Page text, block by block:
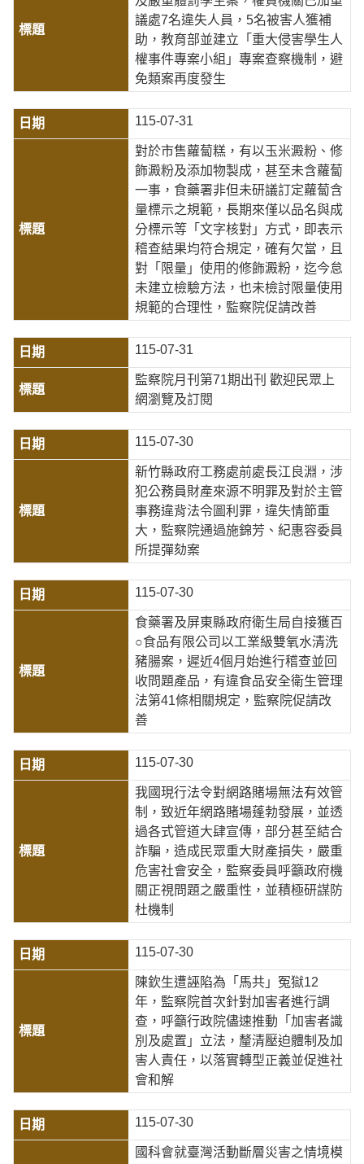
議處7名違失人員，5名被害人獲補
助，教育部並建立「重大侵害學生人
權事件專案小組」專案查察機制，避
免類案再度發生
115-07-31
對於市售蘿蔔糕，有以玉米澱粉、修
飾澱粉及添加物製成，甚至未含蘿蔔
一事，食藥署非但未研議訂定蘿蔔含
量標示之規範，長期來僅以品名與成
分標示等「文字核對」方式，即表示
稽查結果均符合規定，確有欠當，且
對「限量」使用的修飾澱粉，迄今怠
未建立檢驗方法，也未檢討限量使用
規範的合理性，監察院促請改善
115-07-31
監察院月刊第71期出刊 歡迎民眾上
網瀏覽及訂閱
115-07-30
新竹縣政府工務處前處長江良淵，涉
犯公務員財產來源不明罪及對於主管
事務違背法令圖利罪，違失情節重
大，監察院通過施錦芳、紀惠容委員
所提彈劾案
115-07-30
食藥署及屏東縣政府衛生局自接獲百
○食品有限公司以工業級雙氧水清洗
豬腸案，遲近4個月始進行稽查並回
收問題產品，有違食品安全衛生管理
法第41條相關規定，監察院促請改
善
115-07-30
我國現行法令對網路賭場無法有效管
制，致近年網路賭場蓬勃發展，並透
過各式管道大肆宣傳，部分甚至結合
詐騙，造成民眾重大財產損失，嚴重
危害社會安全，監察委員呼籲政府機
關正視問題之嚴重性，並積極研謀防
杜機制
115-07-30
陳欽生遭誣陷為「馬共」冤獄12
年，監察院首次針對加害者進行調
查，呼籲行政院儘速推動「加害者識
別及處置」立法，釐清壓迫體制及加
害人責任，以落實轉型正義並促進社
會和解
115-07-30
國科會就臺灣活動斷層災害之情境模